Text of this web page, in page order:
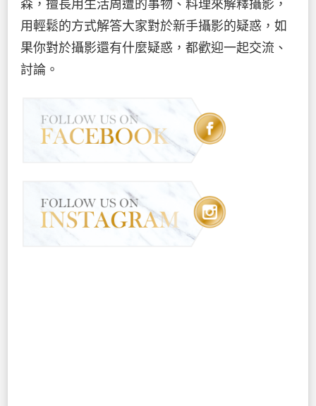
森，擅長用生活周遭的事物、料理來解釋攝影，
用輕鬆的方式解答大家對於新手攝影的疑惑，如
果你對於攝影還有什麼疑惑，都歡迎一起交流、
討論。